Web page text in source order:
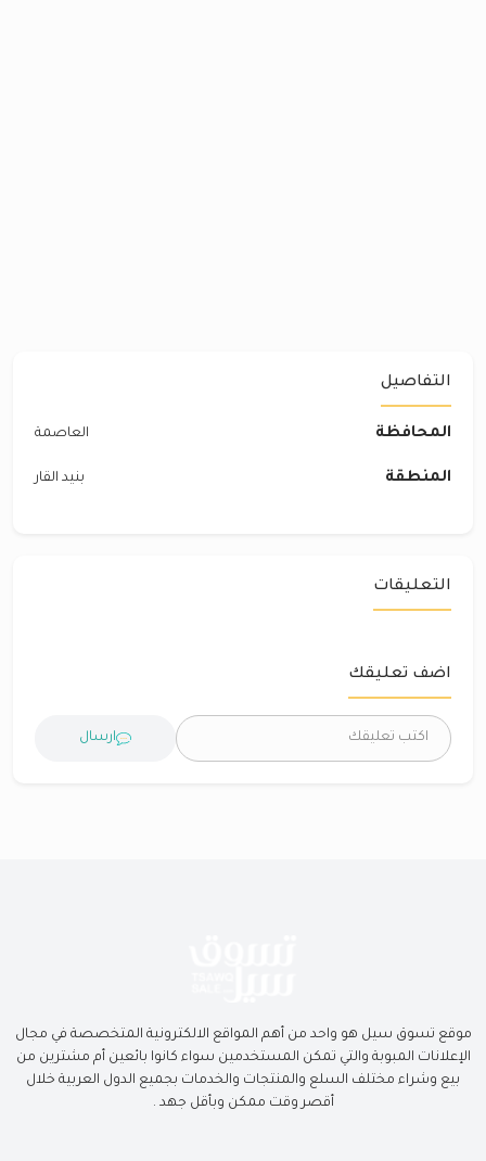
التفاصيل
المحافظة العاصمة
المنطقة بنيد القار
التعليقات
اضف تعليقك
ارسال
موقع تسوق سيل هو واحد من أهم المواقع الالكترونية المتخصصة في مجال
الإعلانات المبوبة والتي تمكن المستخدمين سواء كانوا بائعين أم مشترين من
بيع وشراء مختلف السلع والمنتجات والخدمات بجميع الدول العربية خلال
أقصر وقت ممكن وبأقل جهد .